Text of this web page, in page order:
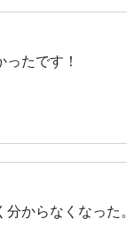
たです！
からなくなった。